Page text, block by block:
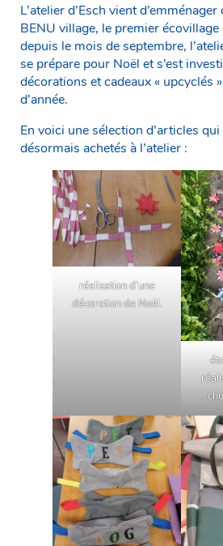
L’atelier d’Esch vient
BENU village, le premier
depuis le mois de septembre,
se prépare pour Noël et s’est
décorations et cadeaux « upcyclés
d’année.
En voici une sélection d’articles
désormais achetés à l’atelier :
réalisation d’une
décoration de Noël.